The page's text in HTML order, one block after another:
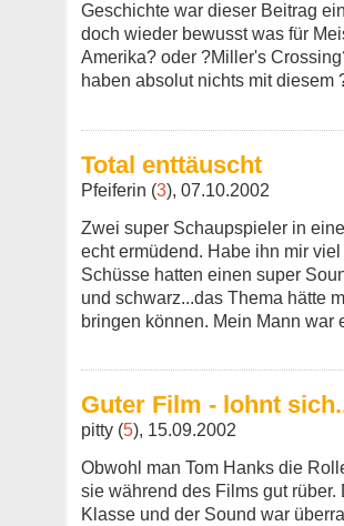
Geschichte war dieser Beitrag
doch wieder bewusst was für
Amerika? oder ?Miller's
haben absolut nichts mit diesem
Total enttäuscht
Pfeiferin (3), 07.10.2002
Zwei super Schaupspieler in
echt ermüdend. Habe ihn mir
Schüsse hatten einen super
und schwarz...das Thema hätte
bringen können. Mein Mann war
Guter Film - lohnt
pitty (5), 15.09.2002
Obwohl man Tom Hanks die
sie während des Films gut
Klasse und der Sound war